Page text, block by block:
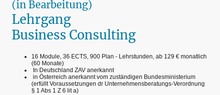
(in Bearbeitung)
Lehrgang
Business Consulting
16 Module, 36 ECTS, 900 Plan - Lehrstunden, ab 129 € monatlich
(60 Monate)
In Deutschland ZAV anerkannt
in Österreich anerkannt vom zuständigen Bundesministerium
(erfüllt Voraussetzungen dr Unternehmensberatungs-Verordnung
§ 1 Abs 1 Z 6 lit a)